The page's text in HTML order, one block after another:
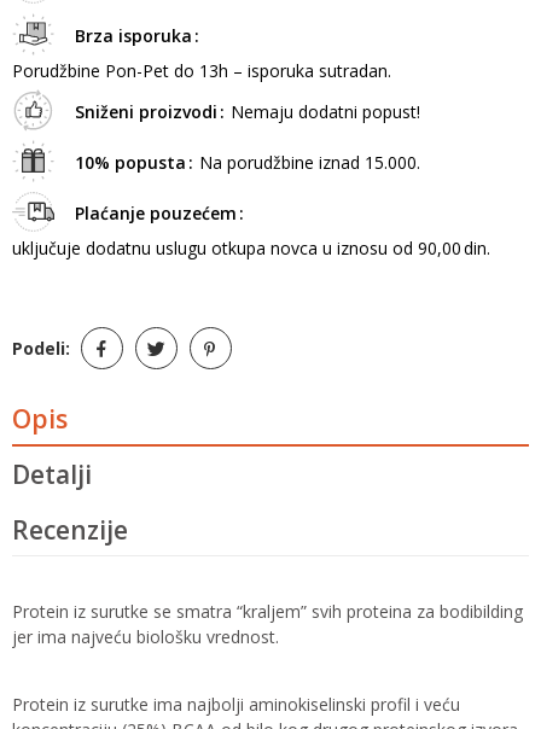
Brza isporuka
Porudžbine Pon-Pet do 13h – isporuka sutradan.
Sniženi proizvodi
Nemaju dodatni popust!
10% popusta Na porudžbine iznad 15.000.
Plaćanje pouzećem
uključuje dodatnu uslugu otkupa novca u iznosu od 90,00 din.
Podeli:
Opis
Detalji
Recenzije
Protein iz surutke se smatra “kraljem” svih proteina za bodibilding
jer ima najveću biološku vrednost.
Protein iz surutke ima najbolji aminokiselinski profil i veću